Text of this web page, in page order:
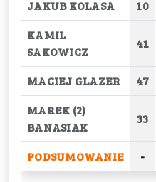
JAKUB KOLASA
10
KAMIL
SAKOWICZ
41
MACIEJ GLAZER 47
MAREK (2)
BANASIAK
33
PODSUMOWANIE -